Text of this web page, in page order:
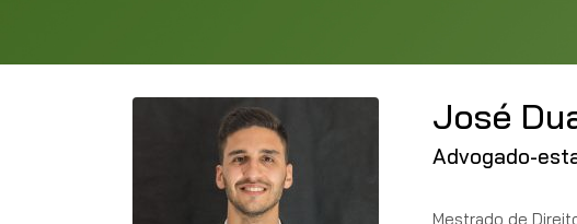
José
Advogado-
Mestrado de